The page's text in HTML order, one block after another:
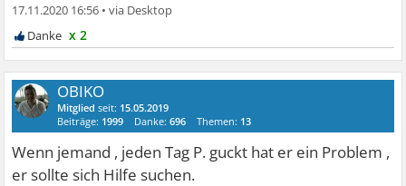
17.11.2020 16:56 •
x 2
OBIKO
Mitglied seit: 15.05.2019
Beiträge: 1999 Danke:696 Themen: 13
Wenn jemand , jeden Tag P. guckt hat er ein Problem ,
er sollte sich Hilfe suchen.